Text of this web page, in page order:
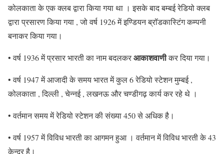
कोलकाता के एक क्लब द्वारा किया गया था । इसके बाद बम्बई रेडियो क्लब
द्वारा प्रसारण किया गया , जो वर्ष 1926 में इण्डियन ब्रॉडकास्टिंग कम्पनी
बनाकर किया गया।
• वर्ष 1936 में प्रसार भारती का नाम बदलकरआकाशवाणीकर दिया गया।
• वर्ष 1947 में आजादी के समय भारत में कुल 6 रेडियो स्टेशन मुम्बई ,
कोलकाता , दिल्ली , चेन्नई , लखनऊ और चण्डीगढ़ कार्य कर रहे थे ।
• वर्तमान समय में रेडियो स्टेशन की संख्या 450 से अधिक है।
• वर्ष 1957 में विविध भारती का आगमन हुआ । वर्तमान में विविध भारती के 43
केन्द्र है।